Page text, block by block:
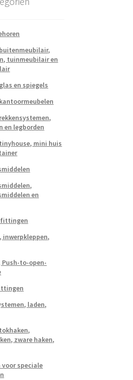
tuinmeubilair en
en spiegels
en legborden
mini huis
en
fittingen
inwerpkleppen,
Push-to-open-
laden,
zware haken,
speciale